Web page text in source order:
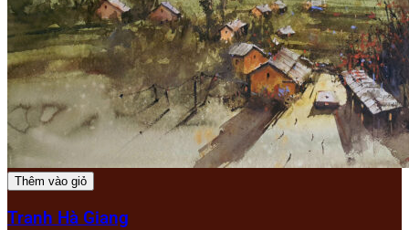
Thêm vào giỏ
Tranh Hà Giang